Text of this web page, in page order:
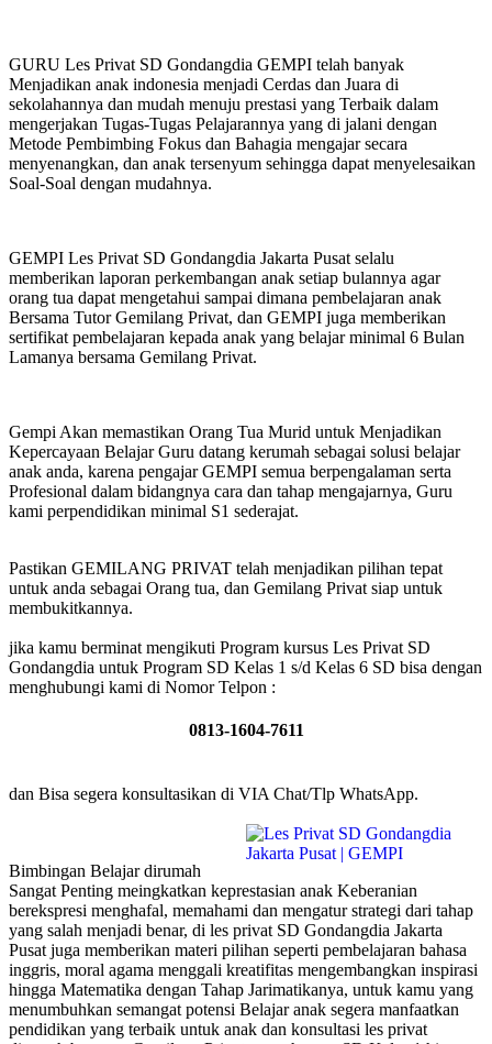
GURU Les Privat SD Gondangdia GEMPI telah banyak
Menjadikan anak indonesia menjadi Cerdas dan Juara di
sekolahannya dan mudah menuju prestasi yang Terbaik dalam
mengerjakan Tugas-Tugas Pelajarannya yang di jalani dengan
Metode Pembimbing Fokus dan Bahagia mengajar secara
menyenangkan, dan anak tersenyum sehingga dapat menyelesaikan
Soal-Soal dengan mudahnya.
GEMPI Les Privat SD Gondangdia Jakarta Pusat selalu
memberikan laporan perkembangan anak setiap bulannya agar
orang tua dapat mengetahui sampai dimana pembelajaran anak
Bersama Tutor Gemilang Privat, dan GEMPI juga memberikan
sertifikat pembelajaran kepada anak yang belajar minimal 6 Bulan
Lamanya bersama Gemilang Privat.
Gempi Akan memastikan Orang Tua Murid untuk Menjadikan
Kepercayaan Belajar Guru datang kerumah sebagai solusi belajar
anak anda, karena pengajar GEMPI semua berpengalaman serta
Profesional dalam bidangnya cara dan tahap mengajarnya, Guru
kami perpendidikan minimal S1 sederajat.
Pastikan GEMILANG PRIVAT telah menjadikan pilihan tepat
untuk anda sebagai Orang tua, dan Gemilang Privat siap untuk
membukitkannya.
jika kamu berminat mengikuti Program kursus Les Privat SD
Gondangdia untuk Program SD Kelas 1 s/d Kelas 6 SD bisa dengan
menghubungi kami di Nomor Telpon :
0813-1604-7611
dan Bisa segera konsultasikan di VIA Chat/Tlp WhatsApp.
Bimbingan Belajar dirumah
Sangat Penting meingkatkan keprestasian anak Keberanian
berekspresi menghafal, memahami dan mengatur strategi dari tahap
yang salah menjadi benar, di les privat SD Gondangdia Jakarta
Pusat juga memberikan materi pilihan seperti pembelajaran bahasa
inggris, moral agama menggali kreatifitas mengembangkan inspirasi
hingga Matematika dengan Tahap Jarimatikanya, untuk kamu yang
menumbuhkan semangat potensi Belajar anak segera manfaatkan
pendidikan yang terbaik untuk anak dan konsultasi les privat